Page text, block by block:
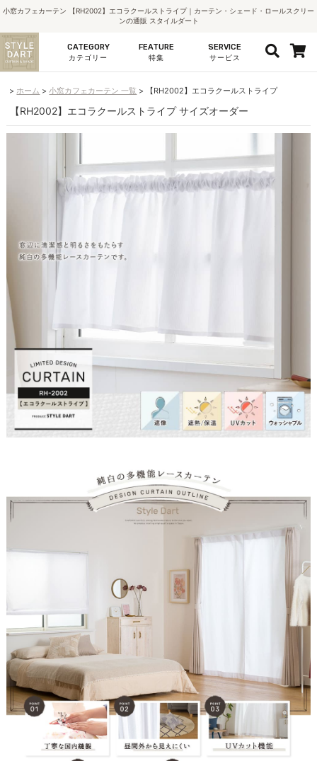
小窓カフェカーテン 【RH2002】エコラクールストライプ｜カーテン・シェード・ロールスクリー
ンの通販 スタイルダート
CATEGORY
カテゴリー
FEATURE
特集
SERVICE
サービス
ホーム 小窓カフェカーテン 一覧 【RH2002】エコラクールストライプ
【RH2002】エコラクールストライプ サイズオーダー